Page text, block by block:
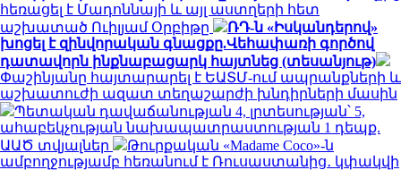
հեռացել է Մադոննայի և այլ աստղերի հետ
աշխատած Ուիլյամ Օրբիթը
ՌԴ-ն «Իսկանդերով»
խոցել է զինվորական գնացքը.Վեհափառի գործով
դատավորն ինքնաբացարկ հայտնեց (տեսանյութ)
Փաշինյանը հայտարարել է ԵԱՏՄ-ում ապրանքների և
աշխատուժի ազատ տեղաշարժի խնդիրների մասին
Պետական դավաճանության 4, լրտեսության՝ 5,
ահաբեկչության նախապատրաստության 1 դեպք.
ԱԱԾ տվյալներ
Թուրքական «Madame Coco»-ն
ամբողջությամբ հեռանում է Ռուսաստանից․ կփակվի